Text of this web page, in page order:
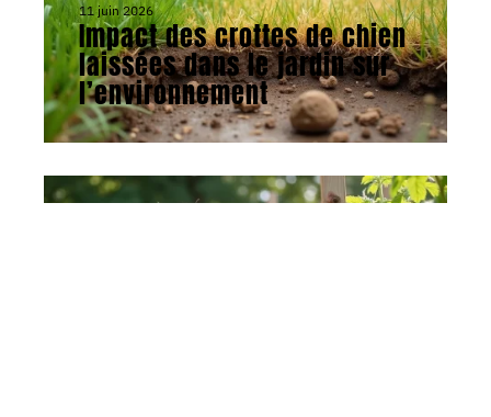
11 juin 2026
Impact des crottes de chien
laissées dans le jardin sur
l’environnement